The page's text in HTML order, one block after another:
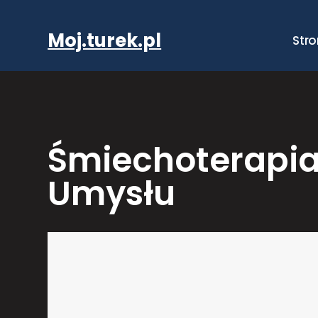
Moj.turek.pl
Umysłu